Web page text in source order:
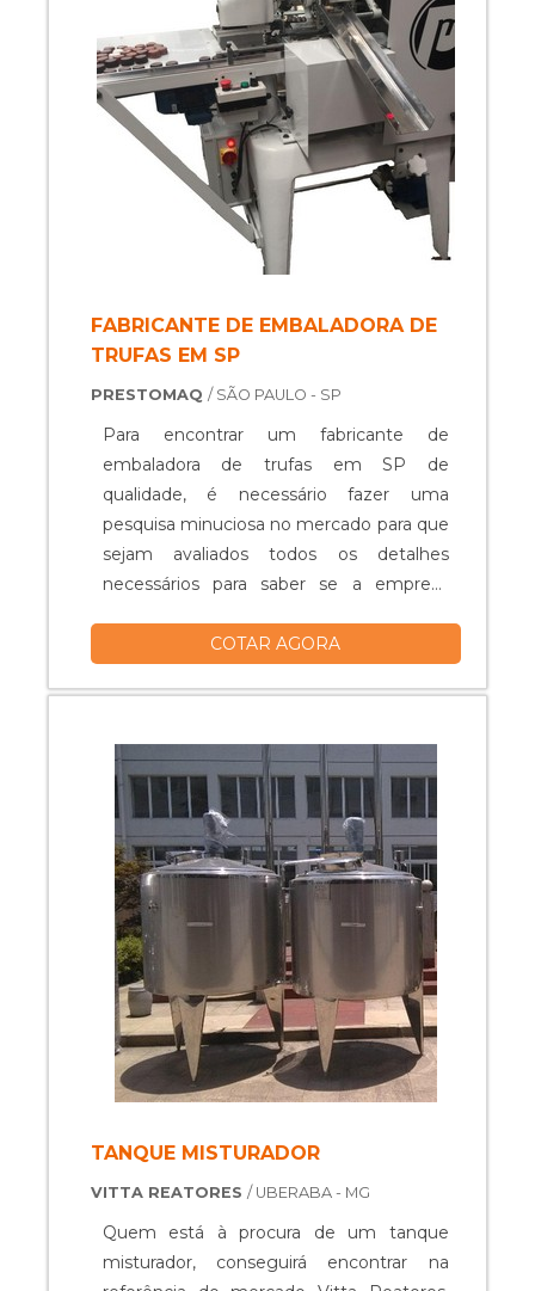
FABRICANTE DE EMBALADORA DE
TRUFAS EM SP
PRESTOMAQ / SÃO PAULO - SP
Para encontrar um fabricante de
embaladora de trufas em SP de
qualidade, é necessário fazer uma
pesquisa minuciosa no mercado para que
sejam avaliados todos os detalhes
necessários para saber se a empresa
possuem a qualidade que o cliente
detalhes:Primeiramente, é necessário
atividades dentro de todas as
recomendações das normas regulam...
COTAR AGORA
TANQUE MISTURADOR
VITTA REATORES / UBERABA - MG
Quem está à procura de um tanque
misturador, conseguirá encontrar na